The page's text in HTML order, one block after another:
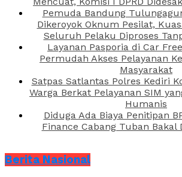
Pemuda Bandung
Dikeroyok Oknum Pesilat,
Seluruh Pelaku Diproses
Layanan Pasporia di Car
Permudah Akses Pelayanan
Masyarakat
Satpas Satlantas Polres Kediri
Warga Berkat Pelayanan SIM
Humanis
Diduga Ada Biaya Penitipan
Finance Cabang Tuban Bakal
Berita Nasional